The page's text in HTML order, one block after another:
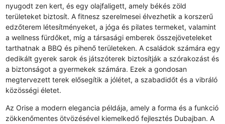
nyugodt zen kert, és egy olajfaligett, amely békés zöld
területeket biztosít. A fitnesz szerelmesei élvezhetik a korszerű
edzőterem létesítményeket, a jóga és pilates termeket, valamint
a wellness fürdőket, míg a társasági emberek összejöveteleket
tarthatnak a BBQ és pihenő területeken. A családok számára egy
dedikált gyerek sarok és játszóterek biztosítják a szórakozást és
a biztonságot a gyermekek számára. Ezek a gondosan
megtervezett terek elősegítik a jólétet, a szabadidőt és a vibráló
közösségi életet.
Az Orise a modern elegancia példája, amely a forma és a funkció
zökkenőmentes ötvözésével kiemelkedő fejlesztés Dubajban. A